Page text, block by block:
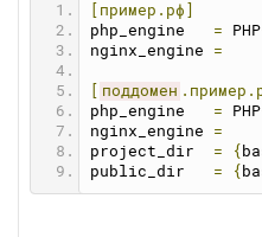
[пример.рф]
php_engine = PHP
nginx_engine =
поддомен
php_engine = PHP
nginx_engine =
project_dir = {
public_dir = {